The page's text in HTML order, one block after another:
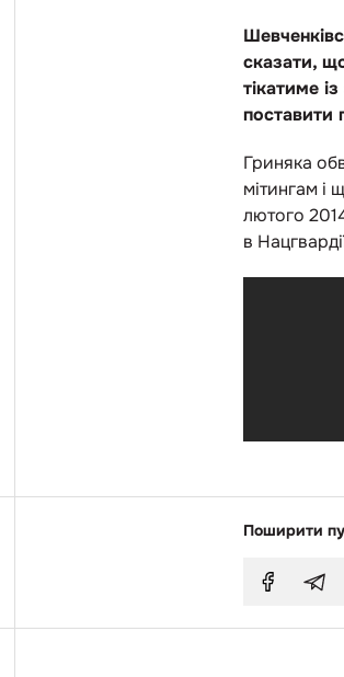
сказати,
тікатиме
поставити
Гриняка
мітингам і
лютого
в
Поширити